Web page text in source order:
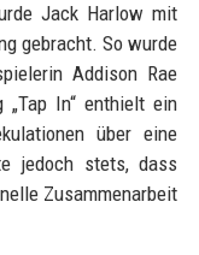
Jack Harlow mit
gebracht. So wurde
Addison Rae
In“ enthielt ein
über eine
jedoch stets, dass
Zusammenarbeit